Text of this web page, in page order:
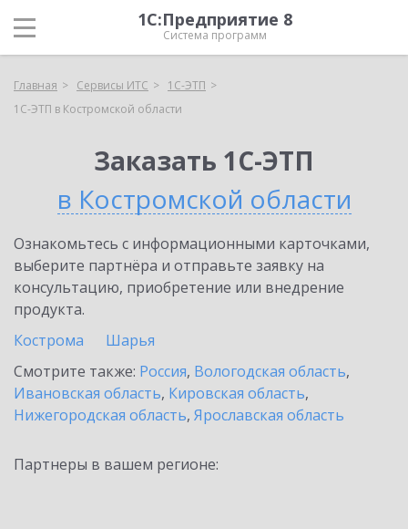
1С:Предприятие 8
Система программ
Главная Сервисы ИТС
1С-ЭТП
1С-ЭТП в Костромской области
Заказать 1С-ЭТП
в Костромской области
Ознакомьтесь с информационными карточками,
выберите партнёра и отправьте заявку на
консультацию, приобретение или внедрение
продукта.
Кострома
Шарья
Смотрите также: Россия, Вологодская область,
Ивановская область, Кировская область,
Нижегородская область, Ярославская область
Партнеры в вашем регионе: